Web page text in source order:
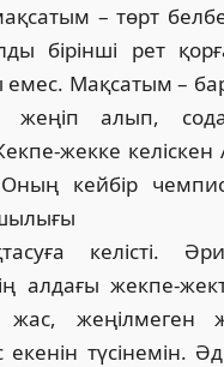
– төрт
бірінші рет
Мақсатым –
жеңіп алып,
жекке келіскен
кейбір
келісті.
алдағы жекпе-
жас, жеңілмеген
түсінемін.